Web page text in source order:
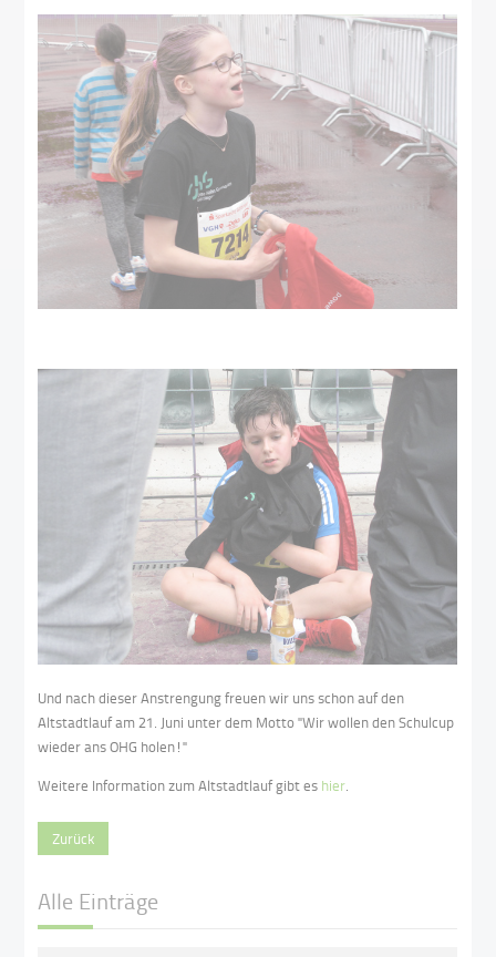
Und nach dieser Anstrengung freuen wir uns schon auf den
Altstadtlauf am 21. Juni unter dem Motto "Wir wollen den Schulcup
wieder ans OHG holen!"
Weitere Information zum Altstadtlauf gibt es hier.
Zurück
Alle Einträge